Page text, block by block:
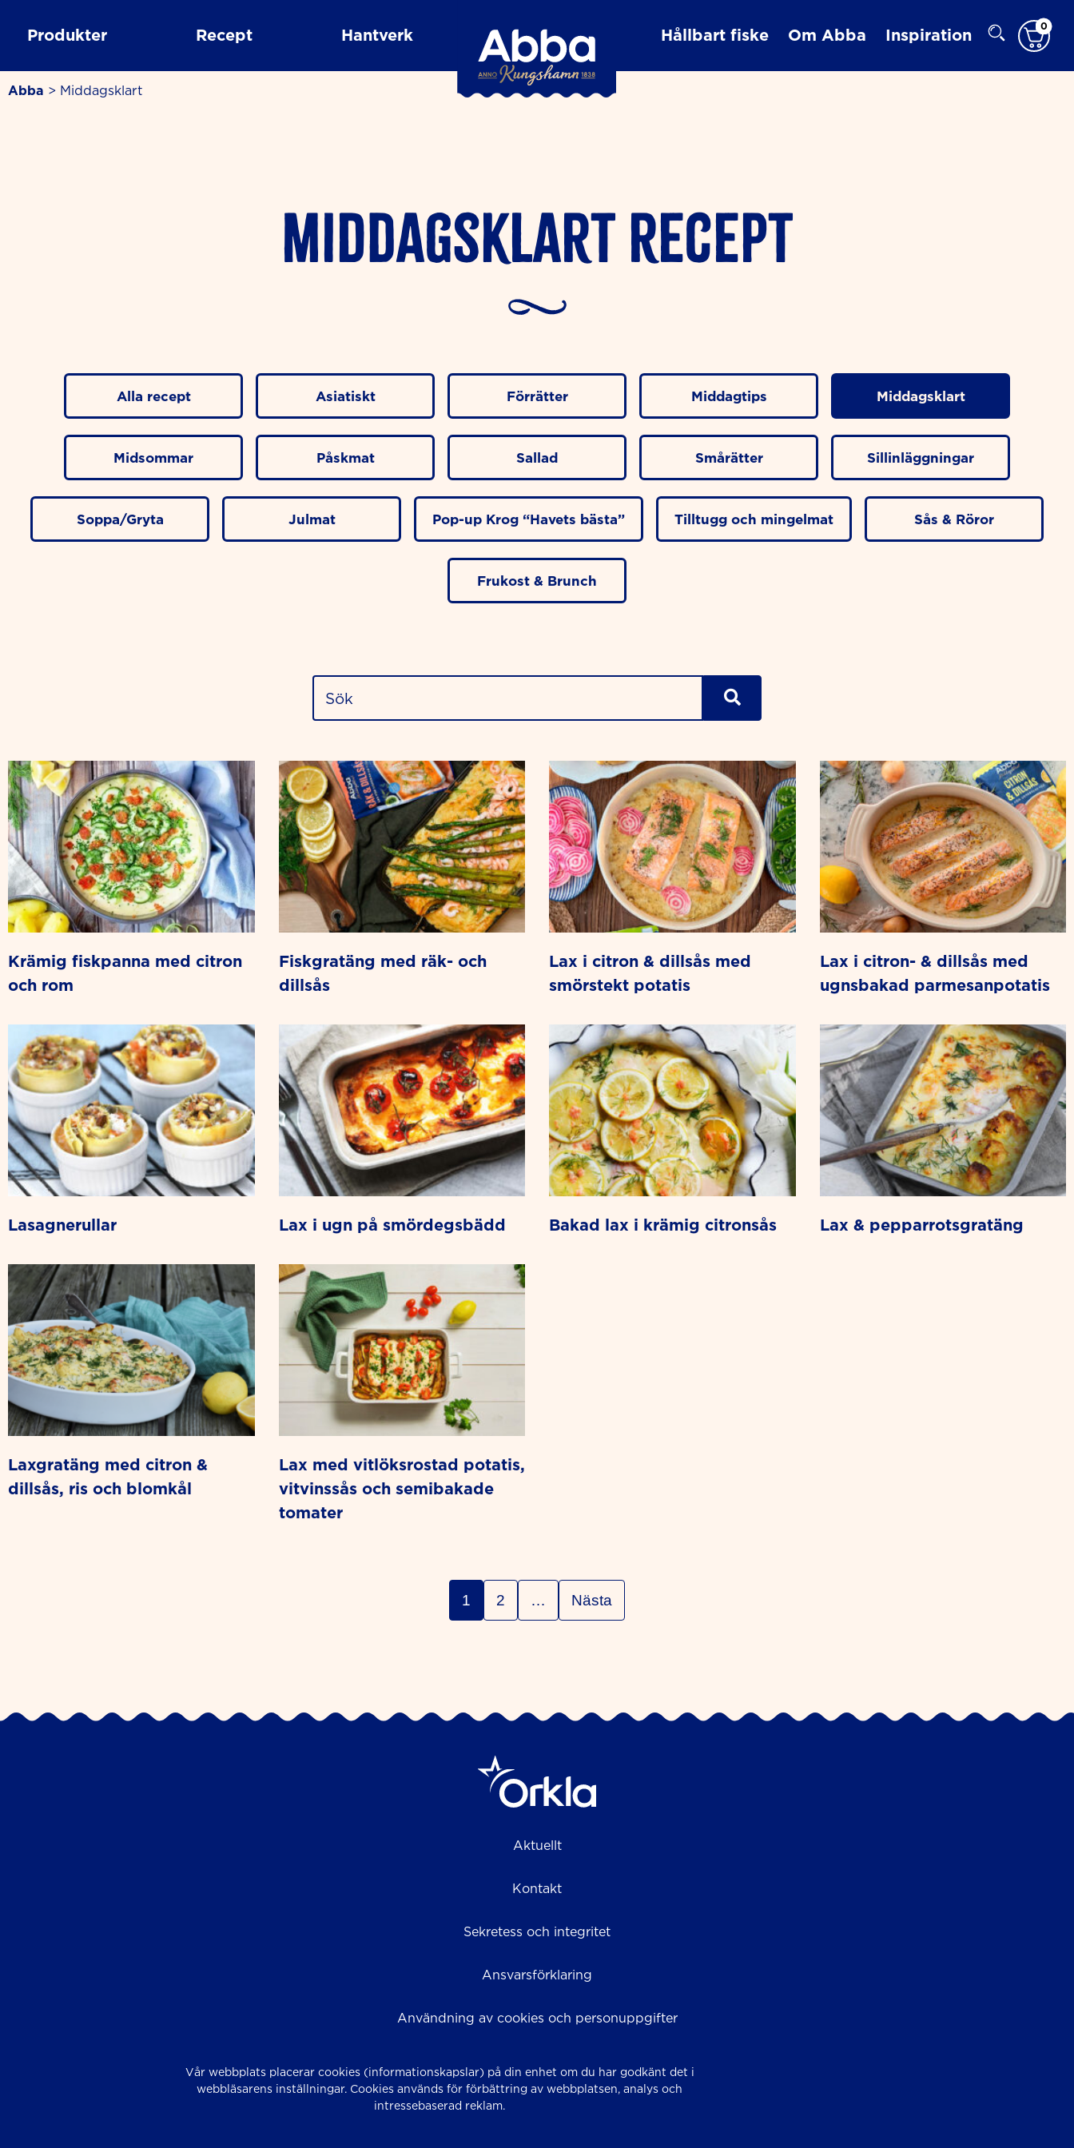
Produkter Recept Hantverk Hållbart fiske Om Abba Inspiration 0
Abba > Middagsklart
Middagsklart recept
Alla recept Asiatiskt Förrätter Middagtips Middagsklart
Midsommar Påskmat Sallad Smårätter Sillinläggningar
Soppa/Gryta Julmat Pop-up Krog “Havets bästa” Tilltugg och mingelmat Sås & Röror
Frukost & Brunch
krämig fiskpanna med citron
och rom
fiskgratäng med räk- och
dillsås
lax i citron & dillsås med
smörstekt potatis
lax i citron- & dillsås med
ugnsbakad parmesanpotatis
lasagnerullar lax i ugn på smördegsbädd bakad lax i krämig citronsås lax & pepparrotsgratäng
laxgratäng med citron &
dillsås, ris och blomkål
lax med vitlöksrostad potatis,
vitvinssås och semibakade
tomater
1 2 … Nästa
Aktuellt
Kontakt
Sekretess och integritet
Ansvarsförklaring
Användning av cookies och personuppgifter
Vår webbplats placerar cookies (informationskapslar) på din enhet om du har godkänt det i
webbläsarens inställningar. Cookies används för förbättring av webbplatsen, analys och
intressebaserad reklam.